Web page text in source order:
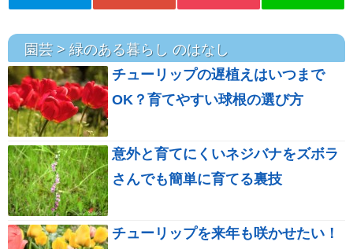
園芸 > 緑のある暮らし のはなし
チューリップの遅植えはいつまで
OK？育てやすい球根の選び方
意外と育てにくいネジバナをズボラ
さんでも簡単に育てる裏技
チューリップを来年も咲かせたい！